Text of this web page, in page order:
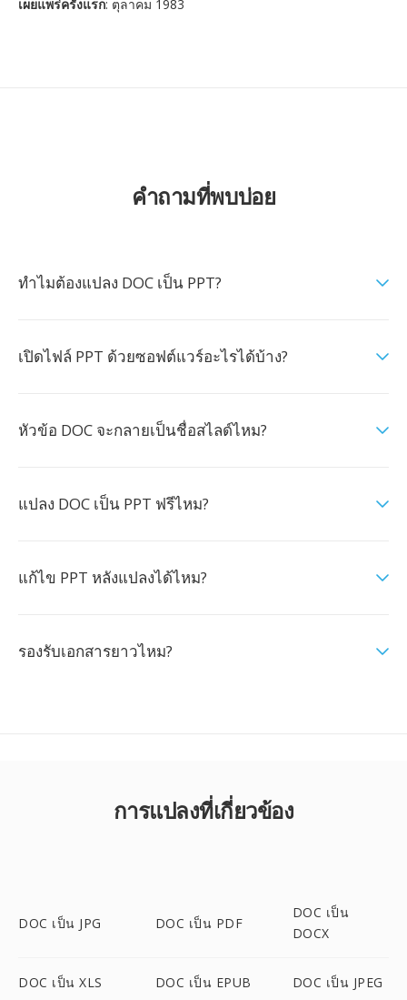
เผยแพร่ครั้งแรก: ตุลาคม 1983
คำถามที่พบบ่อย
ทำไมต้องแปลง DOC เป็น PPT?
เปิดไฟล์ PPT ด้วยซอฟต์แวร์อะไรได้บ้าง?
หัวข้อ DOC จะกลายเป็นชื่อสไลด์ไหม?
แปลง DOC เป็น PPT ฟรีไหม?
แก้ไข PPT หลังแปลงได้ไหม?
รองรับเอกสารยาวไหม?
การแปลงที่เกี่ยวข้อง
DOC เป็น JPG DOC เป็น PDF
DOC เป็น
DOCX
DOC เป็น XLS DOC เป็น EPUB DOC เป็น JPEG